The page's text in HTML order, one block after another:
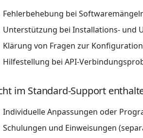
Fehlerbehebung bei
Unterstützung bei Installations- und
Klärung von Fragen zur
Hilfestellung bei API-
im Standard-Support
Individuelle Anpassungen oder
Schulungen und Einweisungen